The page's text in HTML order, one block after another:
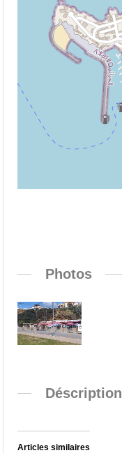
Photos
Déscription
Articles similaires